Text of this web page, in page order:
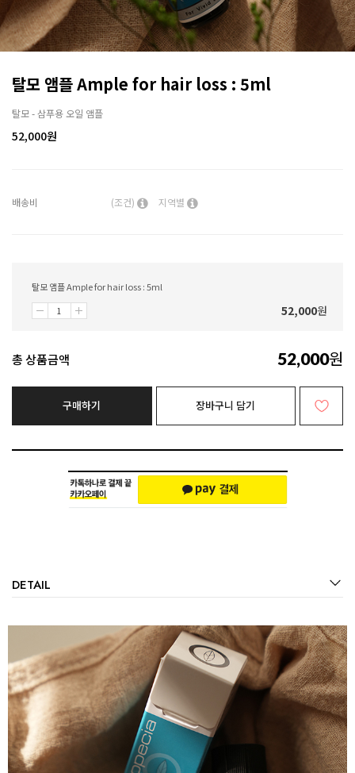
탈모 앰플 Ample for hair loss : 5ml
탈모 - 삼푸용 오일 앰플
52,000원
배송비 (조건) 지역별
탈모 앰플 Ample for hair loss : 5ml
52,000원
총 상품금액 52,000원
구매하기 장바구니 담기
DETAIL